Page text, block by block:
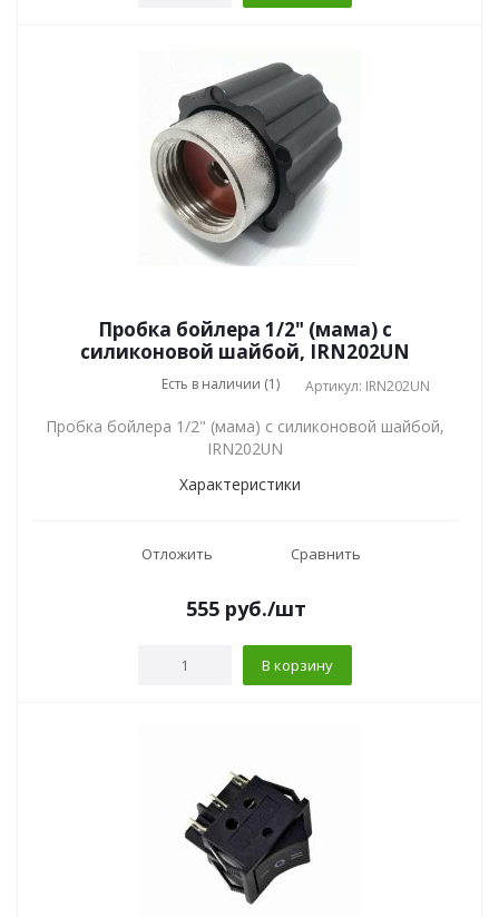
Пробка бойлера 1/2" (мама) с
силиконовой шайбой, IRN202UN
Есть в наличии (1) Артикул: IRN202UN
Пробка бойлера 1/2" (мама) с силиконовой шайбой,
IRN202UN
Характеристики
Отложить Сравнить
555руб./шт
В корзину